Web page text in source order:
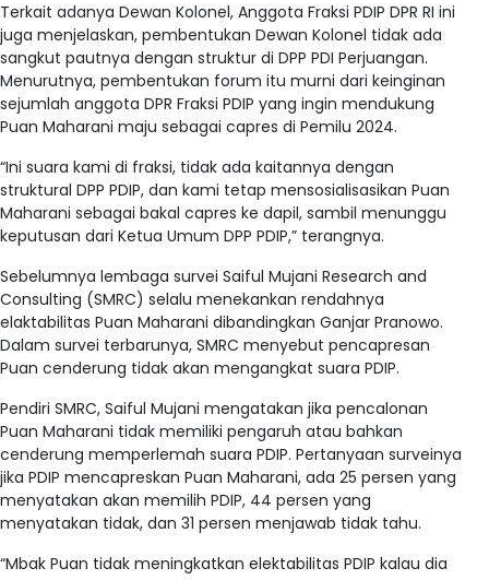
Terkait adanya Dewan Kolonel, Anggota Fraksi PDIP DPR RI ini
juga menjelaskan, pembentukan Dewan Kolonel tidak ada
sangkut pautnya dengan struktur di DPP PDI Perjuangan.
Menurutnya, pembentukan forum itu murni dari keinginan
sejumlah anggota DPR Fraksi PDIP yang ingin mendukung
Puan Maharani maju sebagai capres di Pemilu 2024.
“Ini suara kami di fraksi, tidak ada kaitannya dengan
struktural DPP PDIP, dan kami tetap mensosialisasikan Puan
Maharani sebagai bakal capres ke dapil, sambil menunggu
keputusan dari Ketua Umum DPP PDIP,” terangnya.
Sebelumnya lembaga survei Saiful Mujani Research and
Consulting (SMRC) selalu menekankan rendahnya
elaktabilitas Puan Maharani dibandingkan Ganjar Pranowo.
Dalam survei terbarunya, SMRC menyebut pencapresan
Puan cenderung tidak akan mengangkat suara PDIP.
Pendiri SMRC, Saiful Mujani mengatakan jika pencalonan
Puan Maharani tidak memiliki pengaruh atau bahkan
cenderung memperlemah suara PDIP. Pertanyaan surveinya
jika PDIP mencapreskan Puan Maharani, ada 25 persen yang
menyatakan akan memilih PDIP, 44 persen yang
menyatakan tidak, dan 31 persen menjawab tidak tahu.
“Mbak Puan tidak meningkatkan elektabilitas PDIP kalau dia